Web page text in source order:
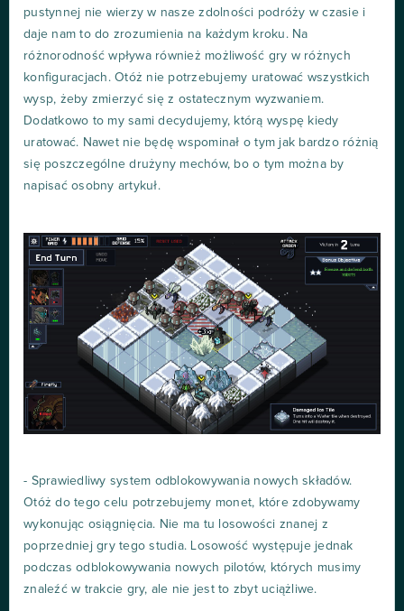
pustynnej nie wierzy w nasze zdolności podróży w czasie i
daje nam to do zrozumienia na każdym kroku. Na
różnorodność wpływa również możliwość gry w różnych
konfiguracjach. Otóż nie potrzebujemy uratować wszystkich
wysp, żeby zmierzyć się z ostatecznym wyzwaniem.
Dodatkowo to my sami decydujemy, którą wyspę kiedy
uratować. Nawet nie będę wspominał o tym jak bardzo różnią
się poszczególne drużyny mechów, bo o tym można by
napisać osobny artykuł.
- Sprawiedliwy system odblokowywania nowych składów.
Otóż do tego celu potrzebujemy monet, które zdobywamy
wykonując osiągnięcia. Nie ma tu losowości znanej z
poprzedniej gry tego studia. Losowość występuje jednak
podczas odblokowywania nowych pilotów, których musimy
znaleźć w trakcie gry, ale nie jest to zbyt uciążliwe.